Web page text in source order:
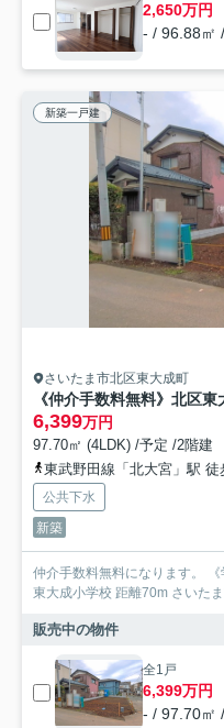
2,650万円
- / 96.88㎡
新築一戸建
さいたま市北区東大成町
6,399万円
97.70㎡ (4LDK) /予定 /2階建
東武野田線「北大宮」駅 徒
公共下水
新築
仲介手数料無料になります。 《学区と学校までの距離》 さいたま市立
東大成小学校 距離70m さいた
販売中の物件
全1戸
6,399万円
- / 97.70㎡